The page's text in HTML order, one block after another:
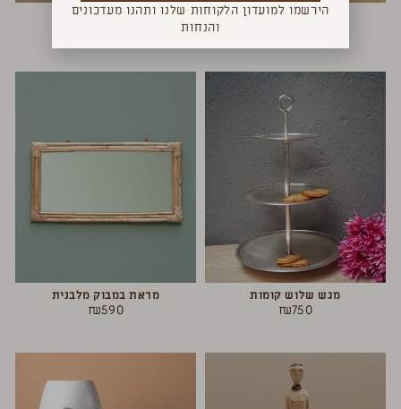
ציפור עץ צדפה דקורטיבית
מגש שלוש קומות
₪750
מראת במבוק מלבנית
₪590
הירשמו למועדון הלקוחות שלנו ותהנו מעדכונים
והנחות